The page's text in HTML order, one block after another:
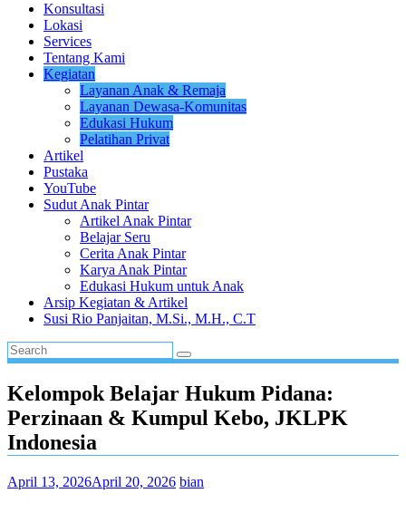
Konsultasi
Lokasi
Services
Tentang Kami
Kegiatan
Layanan Anak & Remaja
Layanan Dewasa-Komunitas
Edukasi Hukum
Pelatihan Privat
Artikel
Pustaka
YouTube
Sudut Anak Pintar
Artikel Anak Pintar
Belajar Seru
Cerita Anak Pintar
Karya Anak Pintar
Edukasi Hukum untuk Anak
Arsip Kegiatan & Artikel
Susi Rio Panjaitan, M.Si., M.H., C.T
Kelompok Belajar Hukum Pidana:
Perzinaan & Kumpul Kebo, JKLPK
Indonesia
April 13, 2026April 20, 2026 bian